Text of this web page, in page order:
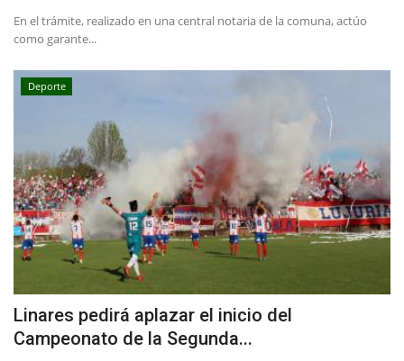
En el trámite, realizado en una central notaria de la comuna, actúo
como garante...
Deporte
Linares pedirá aplazar el inicio del
Campeonato de la Segunda...